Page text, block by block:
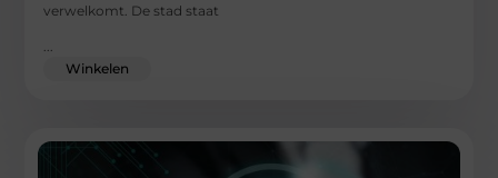
verwelkomt. De stad staat
...
Winkelen